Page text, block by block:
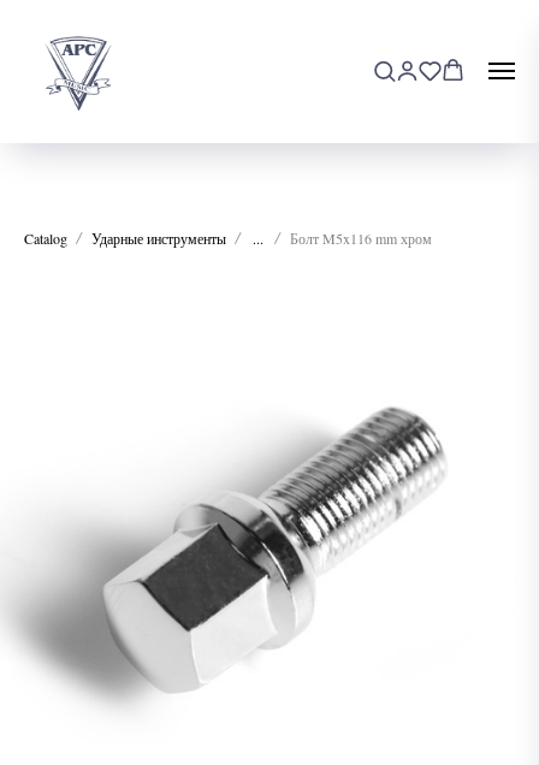
Catalog Ударные инструменты ... Болт M5x116 mm хром